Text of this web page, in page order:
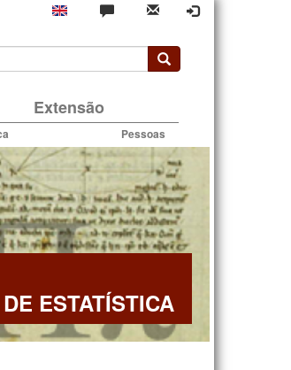
Extensão
Pessoas
ESTATÍSTICA